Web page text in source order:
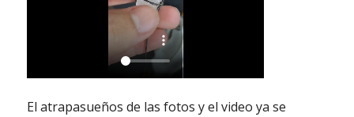
El atrapasueños de las fotos y el video ya se